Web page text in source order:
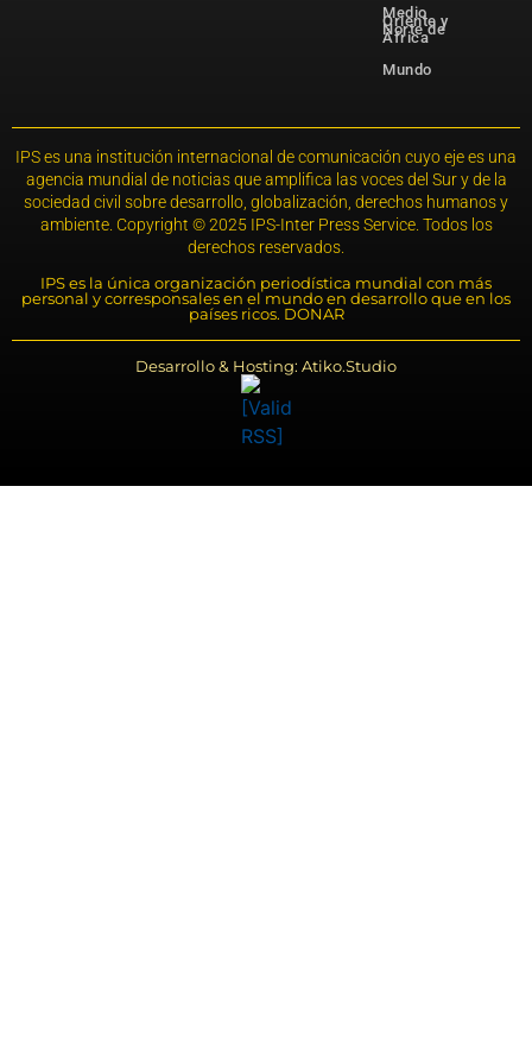
Medio
Oriente y
Norte de
África
Mundo
IPS es una institución internacional de comunicación cuyo eje es una
agencia mundial de noticias que amplifica las voces del Sur y de la
sociedad civil sobre desarrollo, globalización, derechos humanos y
ambiente. Copyright © 2025 IPS-Inter Press Service. Todos los
derechos reservados.
IPS es la única organización periodística mundial con más
personal y corresponsales en el mundo en desarrollo que en los
países ricos. DONAR
Desarrollo & Hosting: Atiko.Studio